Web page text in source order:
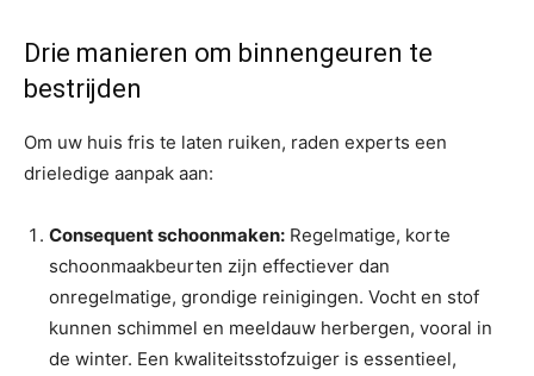
Drie manieren om binnengeuren te
bestrijden
Om uw huis fris te laten ruiken, raden experts een
drieledige aanpak aan:
Consequent schoonmaken: Regelmatige, korte
schoonmaakbeurten zijn effectiever dan
onregelmatige, grondige reinigingen. Vocht en stof
kunnen schimmel en meeldauw herbergen, vooral in
de winter. Een kwaliteitsstofzuiger is essentieel,